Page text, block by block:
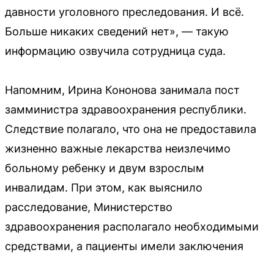
давности уголовного преследования. И всё.
Больше никаких сведений нет», — такую
информацию озвучила сотрудница суда.
Напомним, Ирина Кононова занимала пост
замминистра здравоохранения республики.
Следствие полагало, что она не предоставила
жизненно важные лекарства неизлечимо
больному ребенку и двум взрослым
инвалидам. При этом, как выяснило
расследование, Министерство
здравоохранения располагало необходимыми
средствами, а пациенты имели заключения